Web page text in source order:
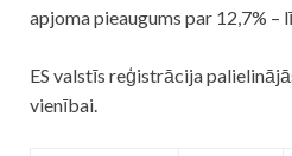
apjoma pieaugums par 12,7% –
ES valstīs reģistrācija
vienībai.